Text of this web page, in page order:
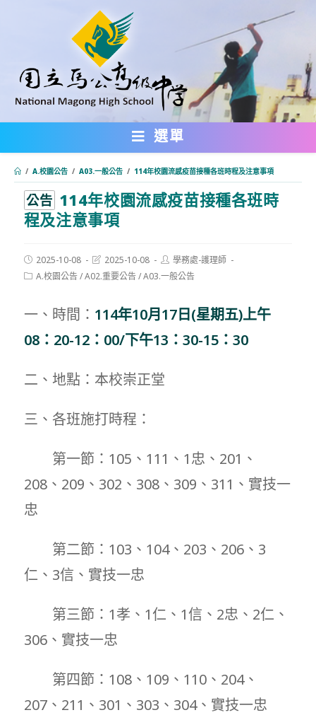
內
選單
/ A.校園公告 / A03.一般公告 / 114年校園流感疫苗接種各班時程及注意事項
公告 114年校園流感疫苗接種各班時
程及注意事項
Post
published:
2025-10-08
Post
last
modified:
2025-10-08
Post
author:
學務處-護理師
PostA.校園公告/A02.重要公告/A03.一般公告
一、時間： 114年10月17日(星期五)上午
08：20-12：00/下午13：30-15：30
二、地點：本校崇正堂
三、各班施打時程：
第一節：105、111、1忠、201、
208、209、302、308、309、311、實技一
忠
第二節：103、104、203、206、3
仁、3信、實技一忠
第三節：1孝、1仁、1信、2忠、2仁、
306、實技一忠
第四節：108、109、110、204、
207、211、301、303、304、實技一忠